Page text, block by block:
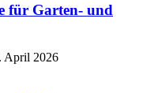
für Garten- und
April 2026